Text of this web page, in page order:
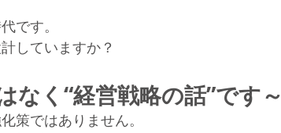
です。
していますか？
なく“経営戦略の話”です～
策ではありません。